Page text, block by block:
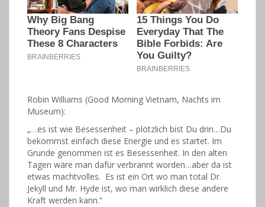
Robin Williams (Good Morning Vietnam, Nachts im
Museum):
„…es ist wie Besessenheit – plötzlich bist Du drin…Du
bekommst einfach diese Energie und es startet. Im
Grunde genommen ist es Besessenheit. In den alten
Tagen wäre man dafür verbrannt worden…aber da ist
etwas machtvolles. Es ist ein Ort wo man total Dr.
Jekyll und Mr. Hyde ist, wo man wirklich diese andere
Kraft werden kann.“